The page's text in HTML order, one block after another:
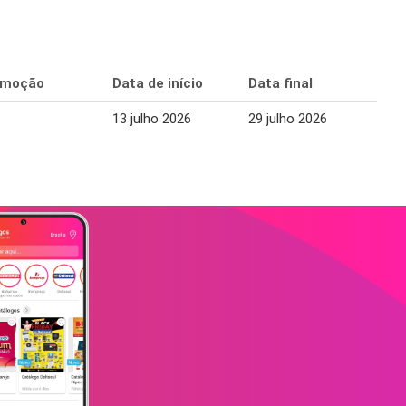
Data de início Data final
13 julho 2026 29 julho 2026